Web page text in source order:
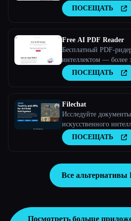
Идеальное решение
Просматривайте,
ПОСЕЩАТЬ
Free AI PDF Reader
Бесплатный PDF-
интеллектом — более
понять любой PDF-
ПОСЕЩАТЬ
Filechat
Исследуйте
искусственного
ПОСЕЩАТЬ
Все альтернативы
Посмотреть больше